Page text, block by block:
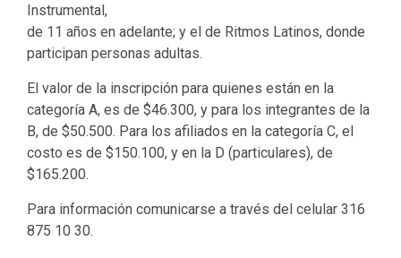
Instrumental,
de 11 años en adelante; y el de Ritmos Latinos, donde
participan personas adultas.
El valor de la inscripción para quienes están en la
categoría A, es de $46.300, y para los integrantes de la
B, de $50.500. Para los afiliados en la categoría C, el
costo es de $150.100, y en la D (particulares), de
$165.200.
Para información comunicarse a través del celular 316
875 10 30.